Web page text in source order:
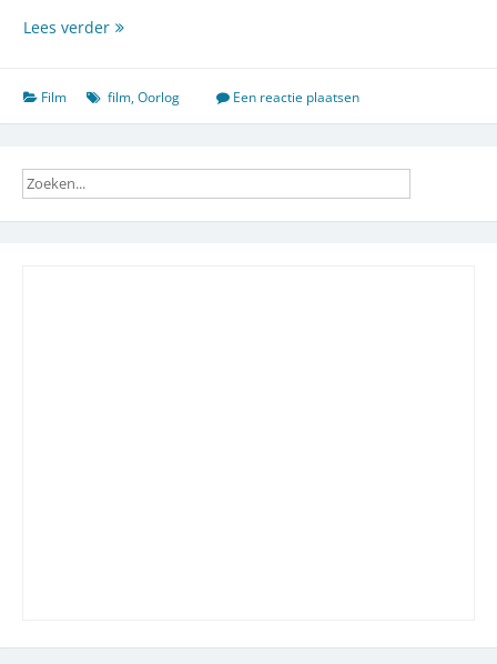
Lees verderDe
Battle
of
Film film,Oorlog Een reactie plaatsen